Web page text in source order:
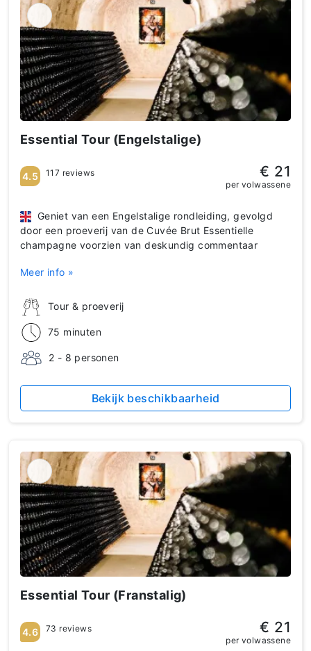
Essential Tour (Engelstalige)
Tour & proeverij
75 minuten
2 - 8 personen
Geniet van een Engelstalige rondleiding, gevolgd
door een proeverij van de Cuvée Brut Essentielle
champagne voorzien van deskundig commentaar
Meer info »
4.5 117 reviews € 21
per volwassene
Bekijk beschikbaarheid
Essential Tour (Franstalig)
4.6 73 reviews € 21
per volwassene